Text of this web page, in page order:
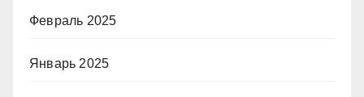
Февраль 2025
Январь 2025